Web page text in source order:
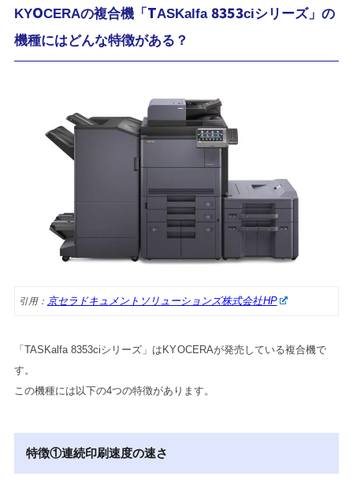
KYOCERAの複合機「TASKalfa 8353ciシリーズ」の
機種にはどんな特徴がある？
引用： 京セラドキュメントソリューションズ株式会社HP
「TASKalfa 8353ciシリーズ」はKYOCERAが発売している複合機で
す。
この機種には以下の4つの特徴があります。
特徴①連続印刷速度の速さ